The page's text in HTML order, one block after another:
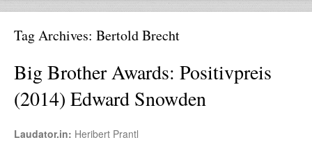
Tag Archives: Bertold Brecht
Big Brother Awards: Positivpreis
(2014) Edward Snowden
Laudator.in: Heribert Prantl